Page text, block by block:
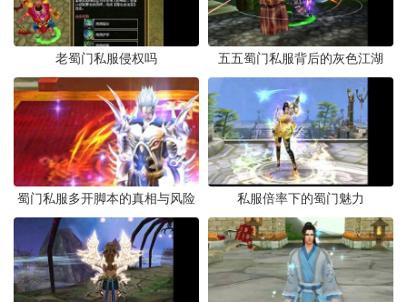
老蜀门私服侵权吗 五五蜀门私服背后的灰色江湖
蜀门私服多开脚本的真相与风险 私服倍率下的蜀门魅力